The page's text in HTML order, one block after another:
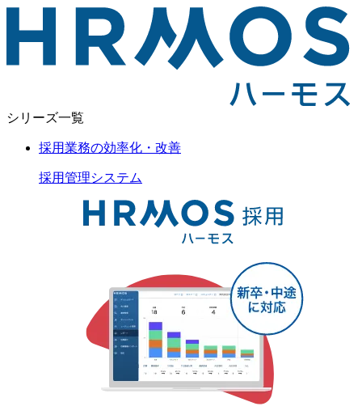
シリーズ一覧
採用業務の効率化・改善
採用管理システム